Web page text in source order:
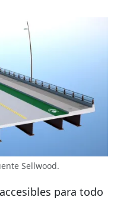
Sellwood.
para todo